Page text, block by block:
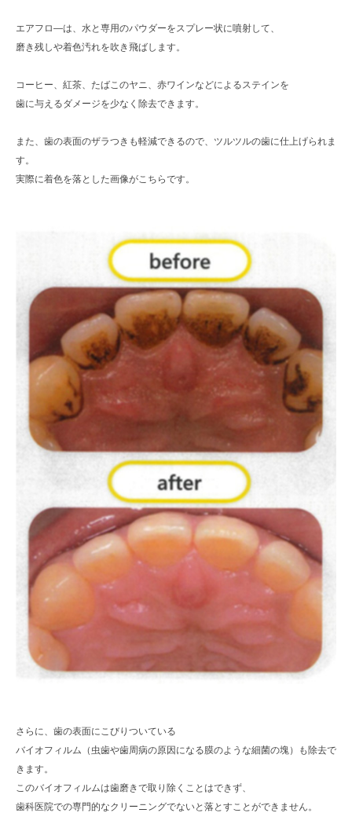
エアフロ―は、水と専用のパウダーをスプレー状に噴射して、
磨き残しや着色汚れを吹き飛ばします。
コーヒー、紅茶、たばこのヤニ、赤ワインなどによるステインを
歯に与えるダメージを少なく除去できます。
また、歯の表面のザラつきも軽減できるので、ツルツルの歯に仕上げられま
す。
実際に着色を落とした画像がこちらです。
さらに、歯の表面にこびりついている
バイオフィルム（虫歯や歯周病の原因になる膜のような細菌の塊）も除去で
きます。
このバイオフィルムは歯磨きで取り除くことはできず、
歯科医院での専門的なクリーニングでないと落とすことができません。